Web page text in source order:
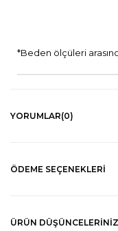
*Beden ölçüleri
YORUMLAR(0)
ÖDEME SEÇENEKLERI
ÜRÜN DÜŞÜNCELERINIZ